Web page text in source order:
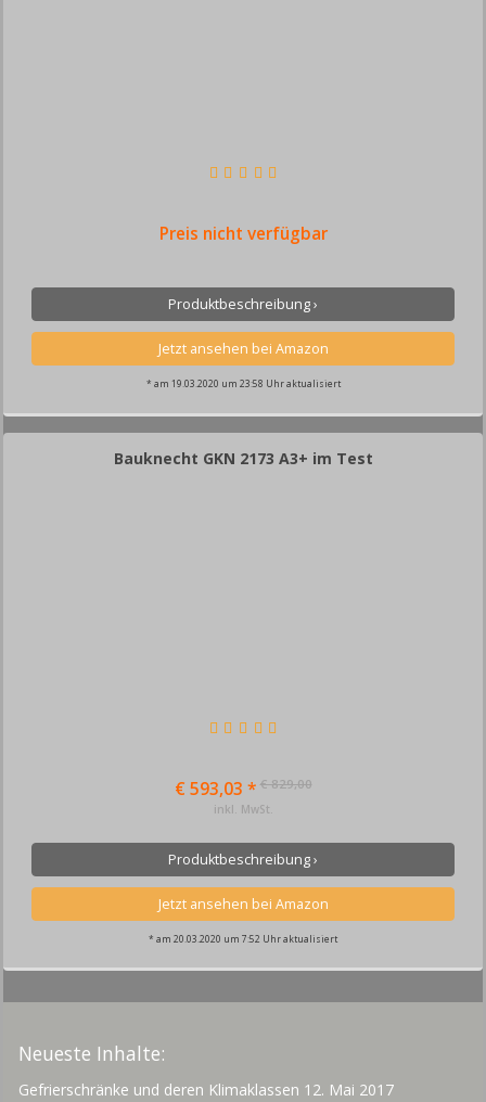
Preis nicht verfügbar
Produktbeschreibung ›
* am 19.03.2020 um 23:58 Uhr aktualisiert
Bauknecht GKN 2173 A3+ im Test
€ 593,03 * € 829,00
inkl. MwSt.
Produktbeschreibung ›
* am 20.03.2020 um 7:52 Uhr aktualisiert
Neueste Inhalte:
Gefrierschränke und deren Klimaklassen 12. Mai 2017